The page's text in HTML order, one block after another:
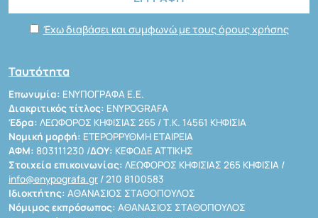
Έχω διαβάσει και συμφωνώ με τους όρους χρήσης
Ταυτότητα
Επωνυμία: ΕΝΥΠΟΓΡΑΦΑ Ε.Ε.
Διακριτικός τίτλος: ENYPOGRAFA
Έδρα: ΛΕΩΦΟΡΟΣ ΚΗΦΙΣΙΑΣ 265 / Τ.Κ. 14561 ΚΗΦΙΣΙΑ
Νομική μορφή: ΕΤΕΡΟΡΡΥΘΜΗ ΕΤΑΙΡΕΙΑ
ΑΦΜ: 803111230 /ΔΟΥ: ΚΕΦΟΔΕ ΑΤΤΙΚΗΣ
Στοιχεία επικοινωνίας: ΛΕΩΦΟΡΟΣ ΚΗΦΙΣΙΑΣ 265 ΚΗΦΙΣΙΑ /
info@enypografa.gr / 210 8100583
Ιδιοκτήτης: ΑΘΑΝΑΣΙΟΣ ΣΤΑΘΟΠΟΥΛΟΣ
Νόμιμος εκπρόσωπος: ΑΘΑΝΑΣΙΟΣ ΣΤΑΘΟΠΟΥΛΟΣ